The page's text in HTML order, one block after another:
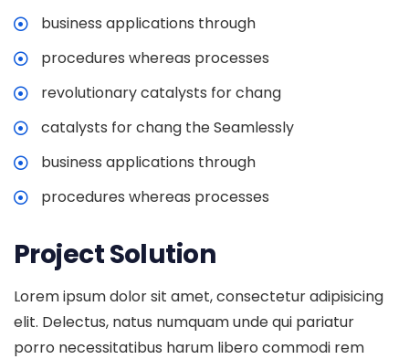
business applications through
procedures whereas processes
revolutionary catalysts for chang
catalysts for chang the Seamlessly
business applications through
procedures whereas processes
Project Solution
Lorem ipsum dolor sit amet, consectetur adipisicing
elit. Delectus, natus numquam unde qui pariatur
porro necessitatibus harum libero commodi rem